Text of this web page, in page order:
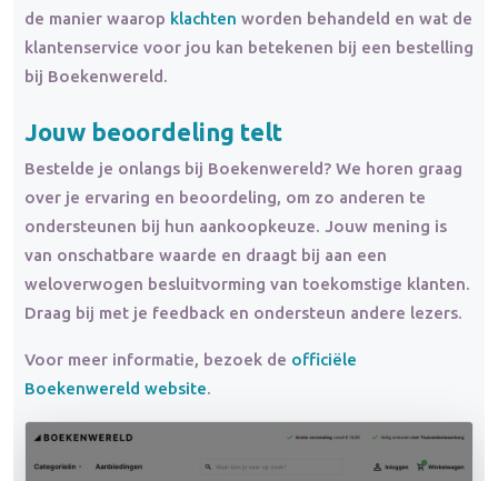
de manier waarop klachten worden behandeld en wat de
klantenservice voor jou kan betekenen bij een bestelling
bij Boekenwereld.
Jouw beoordeling telt
Bestelde je onlangs bij Boekenwereld? We horen graag
over je ervaring en beoordeling, om zo anderen te
ondersteunen bij hun aankoopkeuze. Jouw mening is
van onschatbare waarde en draagt bij aan een
weloverwogen besluitvorming van toekomstige klanten.
Draag bij met je feedback en ondersteun andere lezers.
Voor meer informatie, bezoek de officiële
Boekenwereld website.